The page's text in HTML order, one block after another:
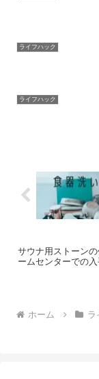
ライフハック
ライフハック
サウナ用ストーン
ームセンターでの
ホーム ラ